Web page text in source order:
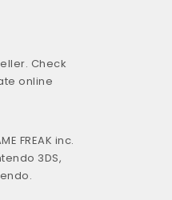
Check
online
FREAK inc.
3DS,